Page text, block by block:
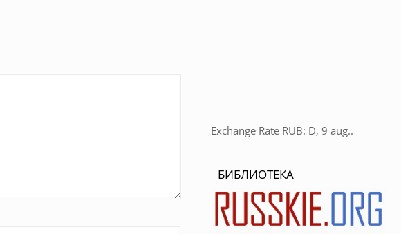
Exchange Rate RUB: D, 9 aug..
БИБЛИОТЕКА